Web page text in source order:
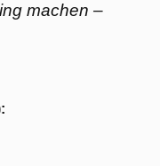
machen –